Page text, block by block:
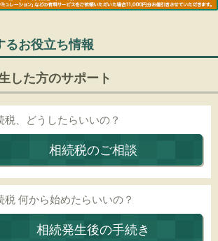
るお役立ち情報
した方のサポート
税、どうしたらいいの？
相続税のご相談
税 何から始めたらいいの？
相続発生後の手続き